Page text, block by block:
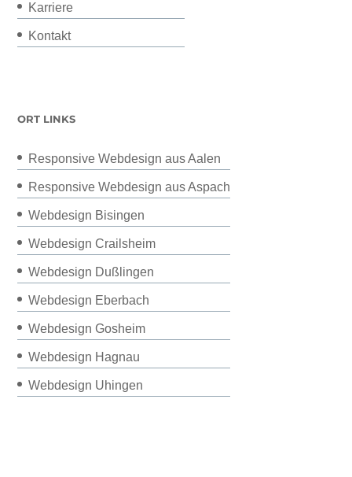
Karriere
Kontakt
ORT LINKS
Responsive Webdesign aus Aalen
Responsive Webdesign aus Aspach
Webdesign Bisingen
Webdesign Crailsheim
Webdesign Dußlingen
Webdesign Eberbach
Webdesign Gosheim
Webdesign Hagnau
Webdesign Uhingen